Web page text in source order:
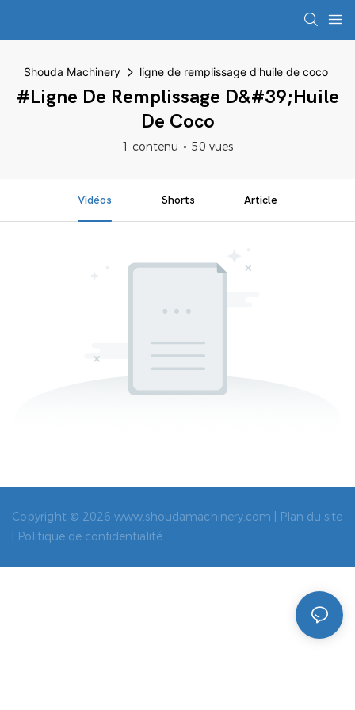
Shouda Machinery ligne de remplissage d'huile de coco
#ligne De Remplissage D&#39;huile
De Coco
1 contenu 50 vues
Vidéos Shorts Article
Copyright © 2026 www.shoudamachinery.com |
Plan du site
Politique de confidentialité